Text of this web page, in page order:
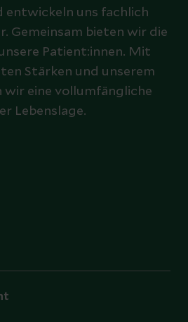
entwickeln uns fachlich
Gemeinsam bieten wir die
Patient:innen. Mit
Stärken und unserem
wir eine vollumfängliche
Lebenslage.